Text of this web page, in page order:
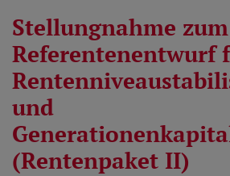
Stellungnahme zum
Referentenentwurf
und
(Rentenpaket II)